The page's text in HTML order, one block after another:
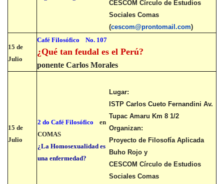
CESCOM Círculo de Estudios
Sociales Comas
(cescom@prontomail.com)
15 de
Julio
Café Filosófico No. 107
¿Qué tan feudal es el Perú?
ponente Carlos Morales
15 de
Julio
2 do Café Filosófico en
COMAS
¿La Homosexualidad es
una enfermedad?
Lugar:
ISTP Carlos Cueto Fernandini Av.
Tupac Amaru Km 8 1/2
Organizan:
Proyecto de Filosofía Aplicada
Buho Rojo y
CESCOM Círculo de Estudios
Sociales Comas